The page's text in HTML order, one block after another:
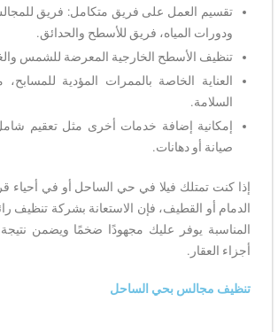
تقسيم العمل على فريق متكامل: فريق
ودورات المياه، فريق للأسطح والحدائق.
تنظيف الأسطح الخارجية المعرضة للشمس
العناية الخاصة بالممرات المؤدية
السلامة.
إمكانية إضافة خدمات أخرى مثل تعقيم شامل
صيانة أو دهانات.
إذا كنت تمتلك فيلا في حي الساحل أو في أحياء
الدمام أو القطيف، فإن الاستعانة بشركة تنظيف
المناسبة يوفر عليك مجهودًا ضخمًا ويضمن
أجزاء العقار.
تنظيف مجالس بحي الساحل